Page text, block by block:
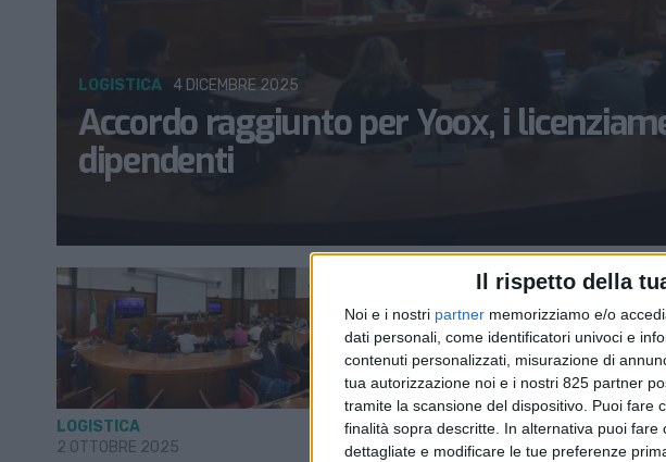
Il rispetto della
Noi e i nostri partner memorizziamo e/o
dati personali, come identificatori univoci e
contenuti personalizzati, misurazione di
tua autorizzazione noi e i nostri 825 partner
tramite la scansione del dispositivo. Puoi fare
finalità sopra descritte. In alternativa puoi
dettagliate e modificare le tue preferenze
Accordo raggiunto per Yoox, i
dipendenti
LOGISTICA 4 DICEMBRE 2025
LOGISTICA
2 OTTOBRE 2025
LOGISTICA
24 SETTEMBRE 2025